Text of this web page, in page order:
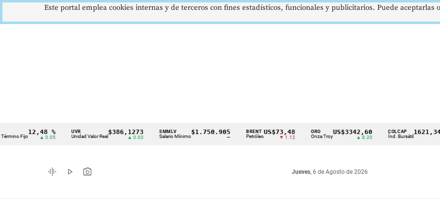
Cintillo
indicadores
económicos
12,48 %
▲ 0.05
UVR
Unidad Valor Real
$386,1273
▲ 0.03
SMMLV
Salario Mínimo
$1.750.905 BRENT
Petróleo
US$73,48
▼ 1.12
ORO
Onza Troy
US$3342,60 COLCAP
Índ. Bursátil
1621,34 pts
graphic_eq play_arrow photo_camera Jueves, 6 de Agosto de 2026
Este portal emplea cookies internas y de terceros con fines estadísticos, funcionales y publicitarios. Puede aceptarlas